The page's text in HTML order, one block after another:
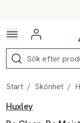
Hoppa till
Logga in
Sök
Start / Skönhet /
Produktbilder
Hoppa över bildspelet
Huxley
Produktinformation